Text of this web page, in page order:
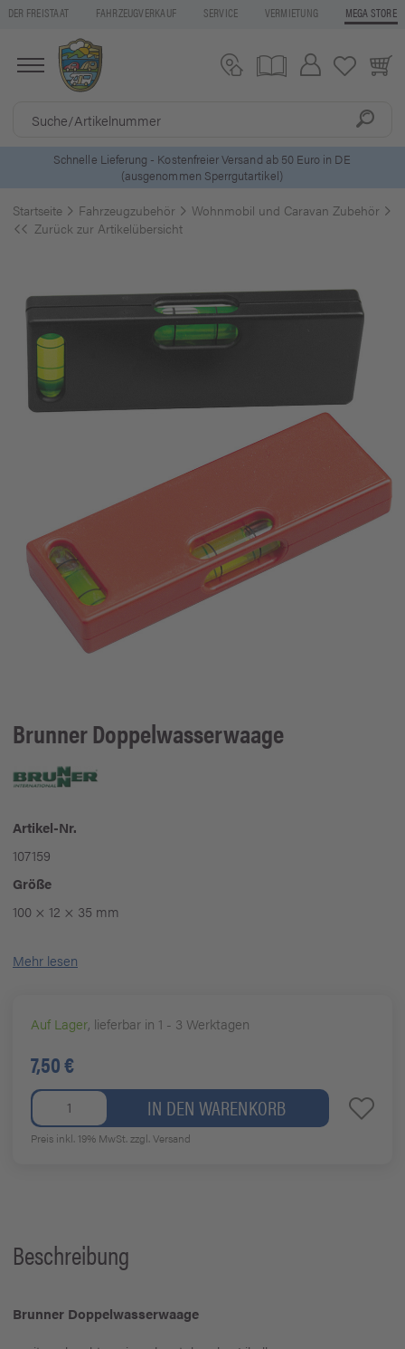
DER FREISTAAT FAHRZEUGVERKAUF SERVICE VERMIETUNG MEGA STORE
Schnelle Lieferung - Kostenfreier Versand ab 50 Euro in DE
(ausgenommen Sperrgutartikel)
Startseite Fahrzeugzubehör Wohnmobil und Caravan Zubehör
Zurück zur Artikelübersicht
BrunnerDoppelwasserwaage
Artikel-Nr.
107159
Größe
100 × 12 × 35 mm
Mehr lesen
Auf Lager, lieferbar in 1 - 3 Werktagen
7,50 €
IN DEN WARENKORB
Preis inkl. 19% MwSt.zzgl. Versand
Beschreibung
Brunner Doppelwasserwaage